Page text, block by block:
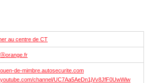
au centre de CT
de-mimbre.autosecurite.com
channel/UC7Aa5AeDn1jVv8JfF0UwWiw